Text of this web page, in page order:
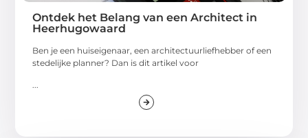
Ontdek het Belang van een Architect in
Heerhugowaard
Ben je een huiseigenaar, een architectuurliefhebber of een
stedelijke planner? Dan is dit artikel voor
...